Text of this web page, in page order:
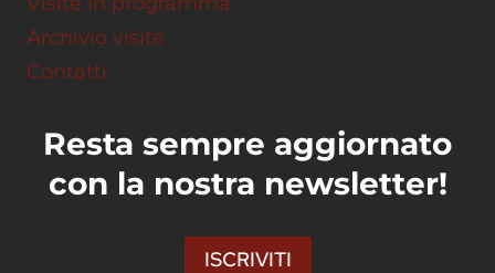
Archivio visite
Contatti
Resta sempre aggiornato
con la nostra newsletter!
ISCRIVITI